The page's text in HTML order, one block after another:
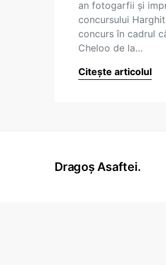
an fotogarfii şi
concursului
concurs în cadrul
Cheloo de la…
Citește articolul
Dragoș Asaftei.